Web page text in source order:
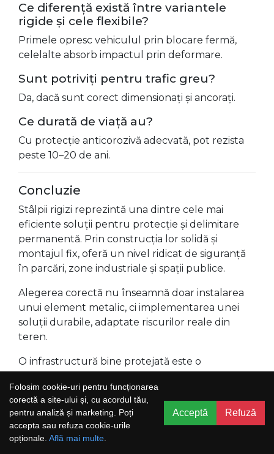
Ce diferență există între variantele
rigide și cele flexibile?
Primele opresc vehiculul prin blocare fermă,
celelalte absorb impactul prin deformare.
Sunt potriviți pentru trafic greu?
Da, dacă sunt corect dimensionați și ancorați.
Ce durată de viață au?
Cu protecție anticorozivă adecvată, pot rezista
peste 10–20 de ani.
Concluzie
Stâlpii rigizi reprezintă una dintre cele mai
eficiente soluții pentru protecție și delimitare
permanentă. Prin construcția lor solidă și
montajul fix, oferă un nivel ridicat de siguranță
în parcări, zone industriale și spații publice.
Alegerea corectă nu înseamnă doar instalarea
unui element metalic, ci implementarea unei
soluții durabile, adaptate riscurilor reale din
teren.
O infrastructură bine protejată este o
pentru utilizare intensă pe termen lung.
Folosim cookie-uri pentru funcționarea
corectă a site-ului și, cu acordul tău,
pentru analiză și marketing. Poți
accepta sau refuza cookie-urile
opționale. Află mai multe
Acceptă Refuză